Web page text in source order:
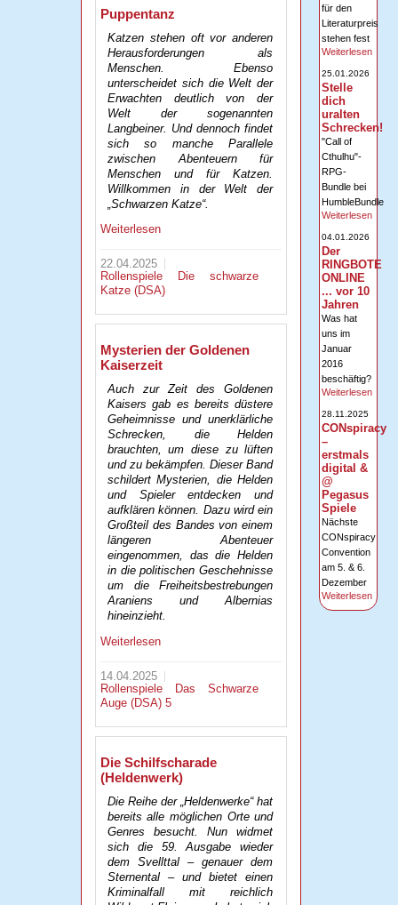
Puppentanz
Katzen stehen oft vor anderen
Herausforderungen als
Menschen. Ebenso
unterscheidet sich die Welt der
Erwachten deutlich von der
Welt der sogenannten
Langbeiner. Und dennoch findet
sich so manche Parallele
zwischen Abenteuern für
Menschen und für Katzen.
Willkommen in der Welt der
„Schwarzen Katze“.
Weiterlesen
22.04.2025
Rollenspiele
Die schwarze
Katze (DSA)
Mysterien der Goldenen
Kaiserzeit
Auch zur Zeit des Goldenen
Kaisers gab es bereits düstere
Geheimnisse und unerklärliche
Schrecken, die Helden
brauchten, um diese zu lüften
und zu bekämpfen. Dieser Band
schildert Mysterien, die Helden
und Spieler entdecken und
aufklären können. Dazu wird ein
Großteil des Bandes von einem
längeren Abenteuer
eingenommen, das die Helden
in die politischen Geschehnisse
um die Freiheitsbestrebungen
Araniens und Albernias
hineinzieht.
Weiterlesen
14.04.2025
Rollenspiele
Das Schwarze
Auge (DSA) 5
Die Schilfscharade
(Heldenwerk)
Die Reihe der „Heldenwerke“ hat
bereits alle möglichen Orte und
Genres besucht. Nun widmet
sich die 59. Ausgabe wieder
dem Svellttal – genauer dem
Sternental – und bietet einen
Kriminalfall mit reichlich
für den
Literaturpreis
stehen fest
Weiterlesen
25.01.2026
Stelle
dich
uralten
Schrecken!
"Call of
Cthulhu"-
RPG-
Bundle bei
HumbleBundle
Weiterlesen
04.01.2026
Der
RINGBOTE
ONLINE
... vor 10
Jahren
Was hat
uns im
Januar
2016
beschäftig?
Weiterlesen
28.11.2025
CONspiracy
–
erstmals
digital &
@
Pegasus
Spiele
Nächste
CONspiracy
Convention
am 5. & 6.
Dezember
Weiterlesen